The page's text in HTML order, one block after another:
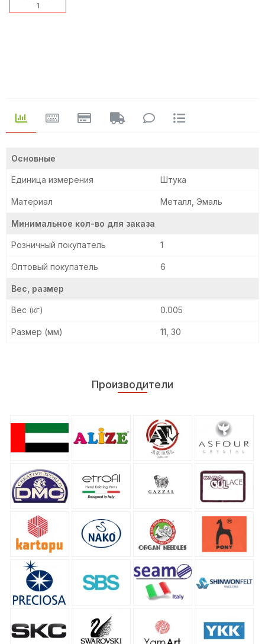
Основные
Единица измерения Штука
Материал Металл, Эмаль
Минимальное кол-во для заказа
Розничный покупатель 1
Оптовый покупатель 6
Вес, размер
Вес (кг) 0.005
Размер (мм) 11, 30
1
Производители